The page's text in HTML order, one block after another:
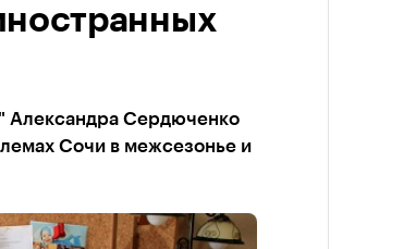
Сердюченко
Сочи в межсезонье и